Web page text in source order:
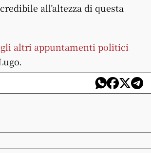
all’altezza di questa
altri appuntamenti politici